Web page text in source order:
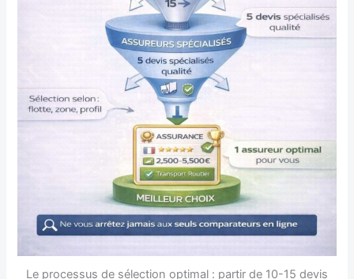
Le processus de sélection optimal : partir de 10-15 devis